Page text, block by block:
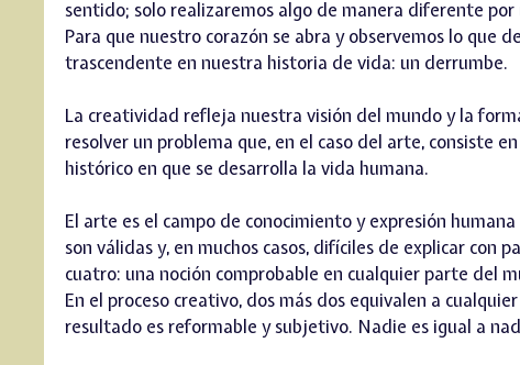
sentido; solo realizaremos algo de manera diferente
Para que nuestro corazón se abra y observemos lo que
trascendente en nuestra historia de vida: un derrumbe.
La creatividad refleja nuestra visión del mundo y la
resolver un problema que, en el caso del arte, consiste
histórico en que se desarrolla la vida humana.
El arte es el campo de conocimiento y expresión
son válidas y, en muchos casos, difíciles de explicar con
cuatro: una noción comprobable en cualquier parte del
En el proceso creativo, dos más dos equivalen a
resultado es reformable y subjetivo. Nadie es igual a